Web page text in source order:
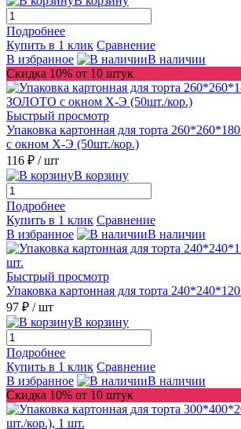
Подробнее
Купить в 1 клик Сравнение
В избранное
В наличии
Скидка 10% от 10 штук
Быстрый просмотр
Упаковка картонная для торта
с окном Х-Э (50шт./кор.)
116 ₽ / шт
В корзину
Подробнее
Купить в 1 клик Сравнение
В избранное
В наличии
Быстрый просмотр
Упаковка картонная для торта
97 ₽ / шт
В корзину
Подробнее
Купить в 1 клик Сравнение
В избранное
В наличии
Скидка 10% от 10 штук